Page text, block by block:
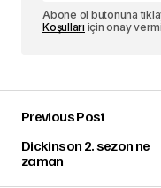
Abone ol butonuna
Koşulları için onay
Previous Post
Dickinson 2. sezon ne
zaman